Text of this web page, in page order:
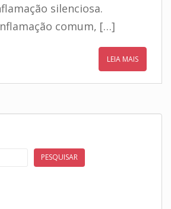
silenciosa.
comum, […]
LEIA MAIS
PESQUISAR